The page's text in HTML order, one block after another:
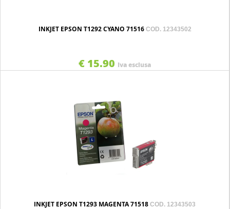
INKJET EPSON T1292 CYANO 71516 COD. 12343502
€ 15.90 Iva esclusa
INKJET EPSON T1293 MAGENTA 71518 COD. 12343503